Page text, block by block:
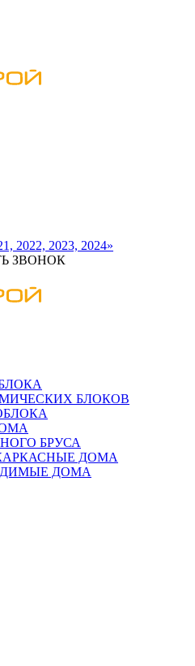
2022, 2023, 2024»
ЗВОНОК
БЛОКОВ
БРУСА
ДОМА
ДОМА